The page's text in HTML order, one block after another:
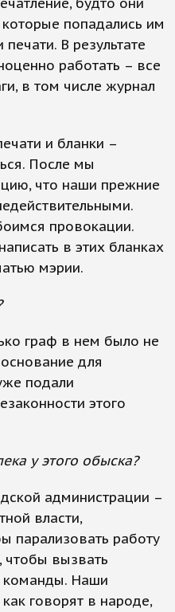
попадались им
В результате
работать – все
в том числе журнал
и бланки –
После мы
что наши прежние
провокации.
в этих бланках
мэрии.
граф в нем было не
для
подали
этого
у этого обыска?
администрации –
власти,
парализовать работу
чтобы вызвать
команды. Наши
говорят в народе,